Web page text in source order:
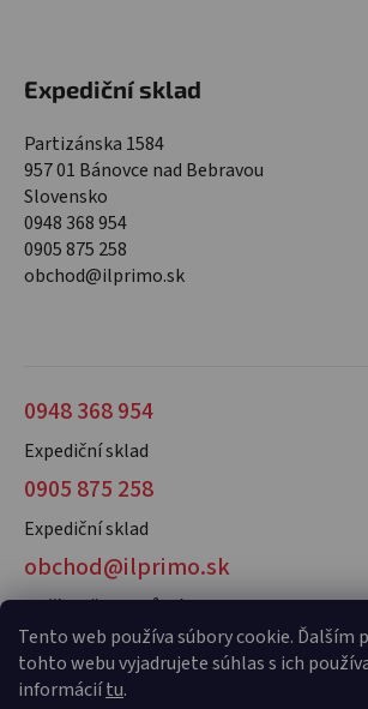
Tento web používa súbory cookie. Ďalším
tohto webu vyjadrujete súhlas s ich
informáciítu.
Expediční sklad
Partizánska 1584
957 01 Bánovce nad Bebravou
Slovensko
0948 368 954
0905 875 258
obchod@ilprimo.sk
0948 368 954
Expediční sklad
0905 875 258
Expediční sklad
obchod@ilprimo.sk
V případě dotazů nás kontaktujte